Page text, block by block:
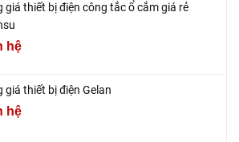
giá thiết bị điện công tắc ổ cắm giá rẻ
hệ
giá thiết bị điện Gelan
hệ